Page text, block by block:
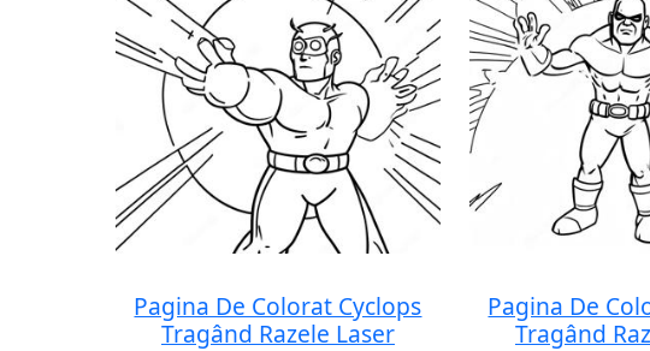
Pagina De Colorat Cyclops
Tragând Razele Laser
Pagina De
Tragând